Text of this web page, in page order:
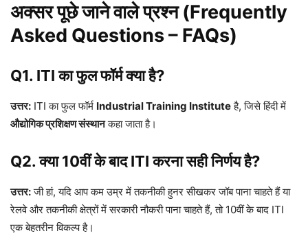
अक्सर पूछे जाने वाले प्रश्न (Frequently
Asked Questions – FAQs)
Q1. ITI का फुल फॉर्म क्या है?
उत्तर: ITI का फुल फॉर्म Industrial Training Instituteहै, जिसे हिंदी में
औद्योगिक प्रशिक्षण संस्थानकहा जाता है।
Q2. क्या 10वीं के बाद ITI करना सही निर्णय है?
उत्तर:जी हां, यदि आप कम उम्र में तकनीकी हुनर सीखकर जॉब पाना चाहते हैं या
रेलवे और तकनीकी क्षेत्रों में सरकारी नौकरी पाना चाहते हैं, तो 10वीं के बाद ITI
एक बेहतरीन विकल्प है।